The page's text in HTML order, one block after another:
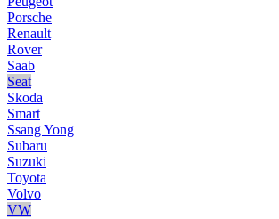
Porsche
Renault
Rover
Saab
Seat
Skoda
Smart
Ssang Yong
Subaru
Suzuki
Toyota
Volvo
VW